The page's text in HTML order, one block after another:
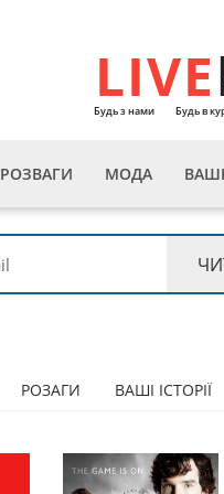
LIVE
Будь з нами Будь в
РОЗВАГИ МОДА ВАШІ
РОЗАГИ ВАШІ ІСТОРІЇ
Пошукова строка